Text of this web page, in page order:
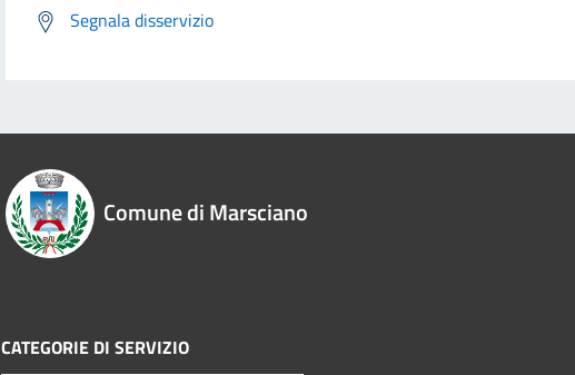
Segnala disservizio
Comune di Marsciano
CATEGORIE DI SERVIZIO